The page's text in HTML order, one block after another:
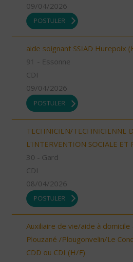
09/04/2026
POSTULER
aide soignant SSIAD Hurepoix
91 - Essonne
CDI
09/04/2026
POSTULER
TECHNICIEN/TECHNICIENNE
L'INTERVENTION SOCIALE ET
30 - Gard
CDI
08/04/2026
POSTULER
Auxiliaire de vie/aide à domicile
Plouzané /Plougonvelin/Le
CDD ou CDI (H/F)